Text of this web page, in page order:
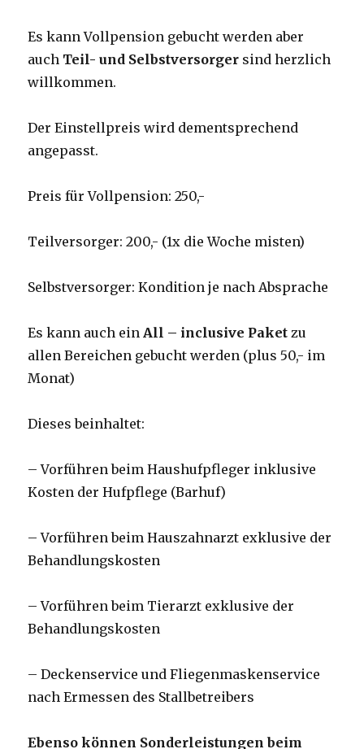
Es kann Vollpension gebucht werden aber
auch Teil- und Selbstversorger sind herzlich
willkommen.
Der Einstellpreis wird dementsprechend
angepasst.
Preis für Vollpension: 250,-
Teilversorger: 200,- (1x die Woche misten)
Selbstversorger: Kondition je nach Absprache
Es kann auch ein All – inclusive Paket zu
allen Bereichen gebucht werden (plus 50,- im
Monat)
Dieses beinhaltet:
– Vorführen beim Haushufpfleger inklusive
Kosten der Hufpflege (Barhuf)
– Vorführen beim Hauszahnarzt exklusive der
Behandlungskosten
– Vorführen beim Tierarzt exklusive der
Behandlungskosten
– Deckenservice und Fliegenmaskenservice
nach Ermessen des Stallbetreibers
Ebenso können Sonderleistungen beim